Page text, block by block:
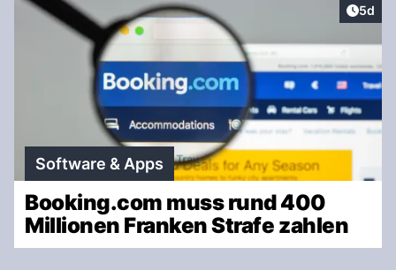
5d
Software & Apps
Booking.com muss rund 400
Millionen Franken Strafe zahlen